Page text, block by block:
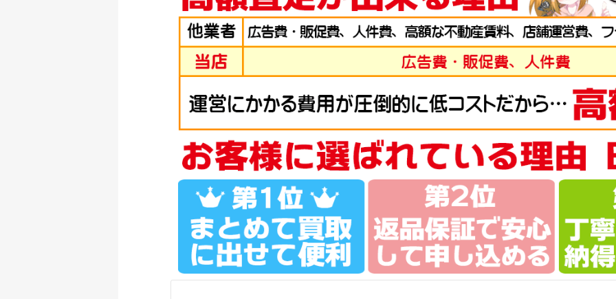
シマノ へら竿 飛天弓 柳 18尺 未使用
釣具買取クーポン
g-turi20260703 （2026/07/31迄）
シマノ へら竿 飛天弓 閃光L 24尺 未使用
シマノ へら竿 飛天弓 皆空 15尺 未使用
釣具買取クーポン
g-turi20260705 （2026/07/31迄）
ダイワ 22 イグジスト LT 2500S-DH ベイトリール 未使用
釣具買取クーポン
g-turi20260706 （2026/07/31迄）
ダイワ 22 イグジスト SF 2500SS ベイトリール 未使用
釣具買取クーポン g-turi20260707 （2026/07/31迄）
ダイワ 22 イグジスト LT4000-XH ベイトリール 未使用